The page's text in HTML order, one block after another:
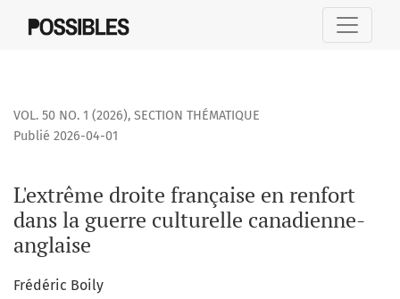
L&#039;extrême droite française en renfort dans la
VOL. 50 NO. 1 (2026), SECTION THÉMATIQUE
L'extrême droite française en renfort
dans la guerre culturelle canadienne-
anglaise
Publié 2026-04-01
Frédéric Boily